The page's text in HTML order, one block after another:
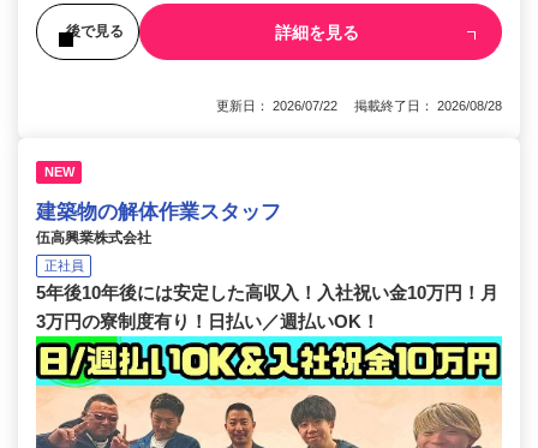
後で見る 詳細を見る
更新日： 2026/07/22 掲載終了日： 2026/08/28
NEW
建築物の解体作業スタッフ
伍高興業株式会社
正社員
5年後10年後には安定した高収入！入社祝い金10万円！月
3万円の寮制度有り！日払い／週払いOK！